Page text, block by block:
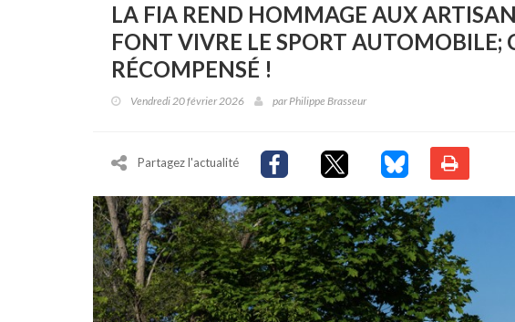
LA FIA REND HOMMAGE AUX
FONT VIVRE LE SPORT AUTOMOBILE;
RÉCOMPENSÉ !
Vendredi 20 février 2026 parPhilippe Brasseur
Partagez l'actualité